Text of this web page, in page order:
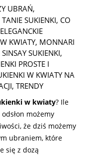
UBRAŃ,
SUKIENKI, CO
KWIATY, MONNARI
SINSAY SUKIENKI,
PROSTE I
W KWIATY NA
, TRENDY
w kwiaty? Ile
możemy
że dziś możemy
ubraniem, które
się z dozą